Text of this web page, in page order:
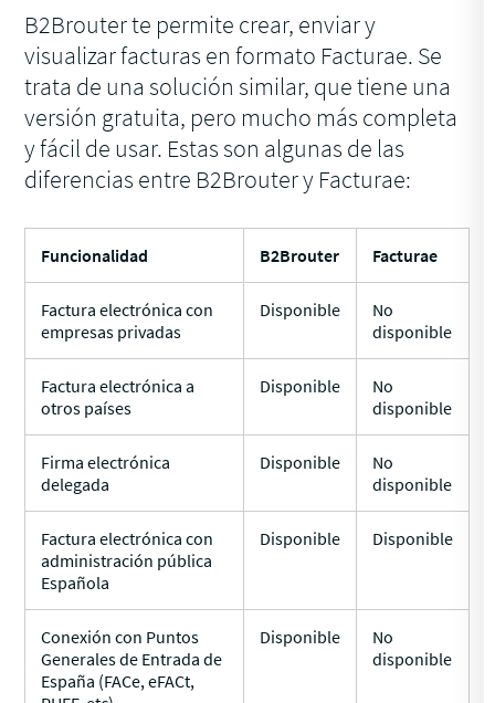
B2Brouter te permite crear, enviar y
visualizar facturas en formato Facturae. Se
trata de una solución similar, que tiene una
versión gratuita, pero mucho más completa
y fácil de usar. Estas son algunas de las
diferencias entre B2Brouter y Facturae:
Funcionalidad B2Brouter Facturae
Factura electrónica con
empresas privadas
Disponible
No
disponible
Factura electrónica a
otros países
Disponible
No
disponible
Firma electrónica
delegada
Disponible
No
disponible
Factura electrónica con
administración pública
Española
Disponible Disponible
Conexión con Puntos
Generales de Entrada de
España (FACe, eFACt,
Disponible
No
disponible